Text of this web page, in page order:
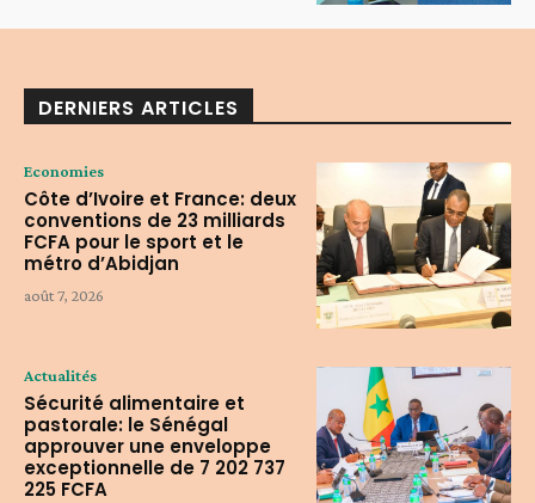
DERNIERS ARTICLES
Economies
Côte d’Ivoire et France: deux
conventions de 23 milliards
FCFA pour le sport et le
métro d’Abidjan
août 7, 2026
Actualités
Sécurité alimentaire et
pastorale: le Sénégal
approuver une enveloppe
exceptionnelle de 7 202 737
225 FCFA